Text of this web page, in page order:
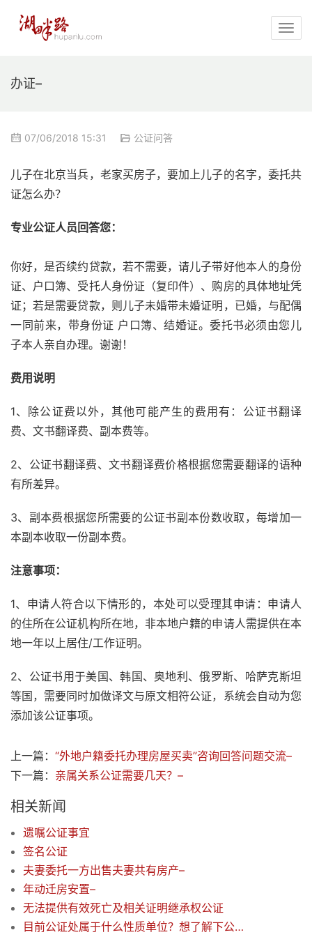
办证–
07/06/2018 15:31 公证问答
儿子在北京当兵，老家买房子，要加上儿子的名字，委托共
证怎么办？
专业公证人员回答您：
你好，是否续约贷款，若不需要，请儿子带好他本人的身份
证、户口簿、受托人身份证（复印件）、购房的具体地址凭
证；若是需要贷款，则儿子未婚带未婚证明，已婚，与配偶
一同前来，带身份证 户口簿、结婚证。委托书必须由您儿
子本人亲自办理。谢谢！
费用说明
1、除公证费以外，其他可能产生的费用有：公证书翻译
费、文书翻译费、副本费等。
2、公证书翻译费、文书翻译费价格根据您需要翻译的语种
有所差异。
3、副本费根据您所需要的公证书副本份数收取，每增加一
本副本收取一份副本费。
注意事项：
1、申请人符合以下情形的，本处可以受理其申请：申请人
的住所在公证机构所在地，非本地户籍的申请人需提供在本
地一年以上居住/工作证明。
2、公证书用于美国、韩国、奥地利、俄罗斯、哈萨克斯坦
等国，需要同时加做译文与原文相符公证，系统会自动为您
添加该公证事项。
上一篇： “外地户籍委托办理房屋买卖”咨询回答问题交流–
下一篇： 亲属关系公证需要几天？–
相关新闻
遗嘱公证事宜
签名公证
夫妻委托一方出售夫妻共有房产–
年动迁房安置–
无法提供有效死亡及相关证明继承权公证
目前公证处属于什么性质单位？想了解下公证处现状分析?